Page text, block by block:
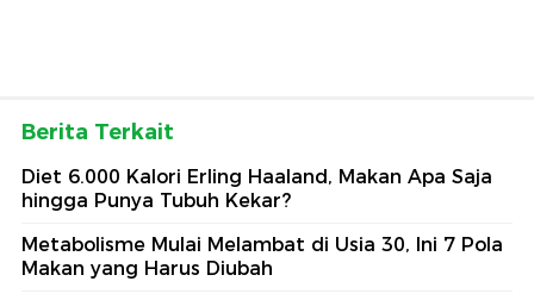
Berita Terkait
Diet 6.000 Kalori Erling Haaland, Makan Apa Saja
hingga Punya Tubuh Kekar?
Metabolisme Mulai Melambat di Usia 30, Ini 7 Pola
Makan yang Harus Diubah